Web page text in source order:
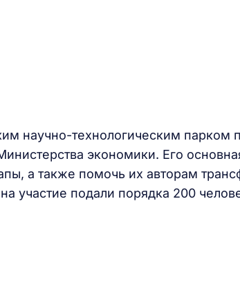
научно-технологическим парком
экономики. Его
а также помочь их авторам
участие подали порядка 200